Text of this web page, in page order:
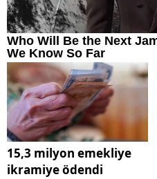
15,3 milyon emekliye
ikramiye ödendi